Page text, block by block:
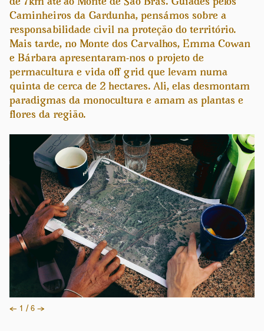
de 7km até ao Monte de São Brás. Guiades pelos
Caminheiros da Gardunha, pensámos sobre a
responsabilidade civil na proteção do território.
Mais tarde, no Monte dos Carvalhos, Emma Cowan
e Bárbara apresentaram-nos o projeto de
permacultura e vida off grid que levam numa
quinta de cerca de 2 hectares. Ali, elas desmontam
paradigmas da monocultura e amam as plantas e
flores da região.
← 1 / 6 →
Previous Next